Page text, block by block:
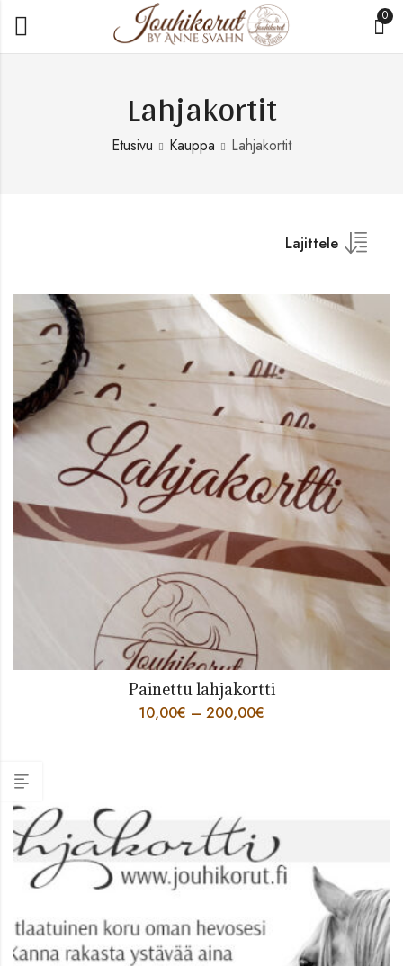
0
Lahjakortit
Etusivu Kauppa Lahjakortit
Lajittele
Painettu lahjakortti
10,00€ – 200,00€